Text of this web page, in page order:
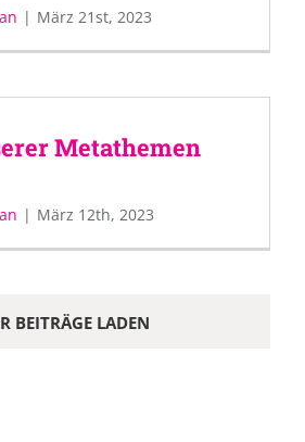
| März 21st, 2023
Metathemen
| März 12th, 2023
BEITRÄGE LADEN